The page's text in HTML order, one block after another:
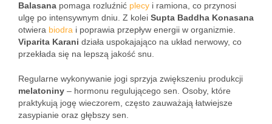
Balasana pomaga rozluźnić plecy i ramiona, co przynosi
ulgę po intensywnym dniu. Z kolei Supta Baddha Konasana
otwiera biodra i poprawia przepływ energii w organizmie.
Viparita Karani działa uspokajająco na układ nerwowy, co
przekłada się na lepszą jakość snu.
Regularne wykonywanie jogi sprzyja zwiększeniu produkcji
melatoniny – hormonu regulującego sen. Osoby, które
praktykują jogę wieczorem, często zauważają łatwiejsze
zasypianie oraz głębszy sen.